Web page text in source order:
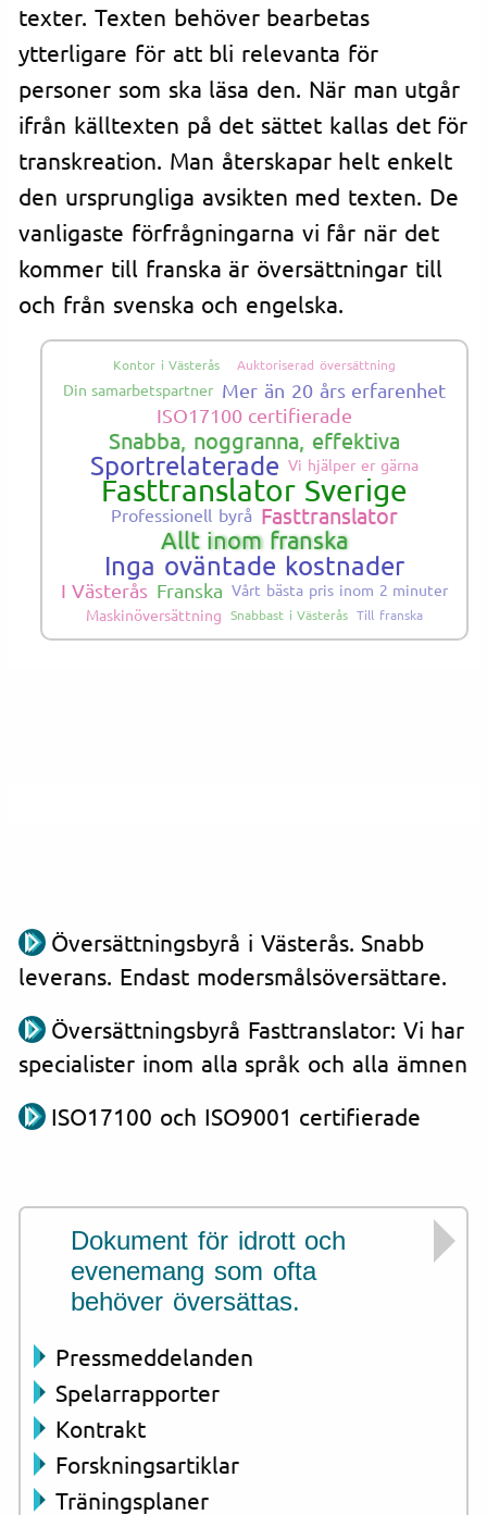
texter. Texten behöver bearbetas
ytterligare för att bli relevanta för
personer som ska läsa den. När man utgår
ifrån källtexten på det sättet kallas det för
transkreation. Man återskapar helt enkelt
den ursprungliga avsikten med texten. De
vanligaste förfrågningarna vi får när det
kommer till franska är översättningar till
och från svenska och engelska.
Kontor i Västerås Auktoriserad översättning
Din samarbetspartner Mer än 20 års erfarenhet
ISO17100 certifierade
Snabba, noggranna, effektiva
Sportrelaterade Vi hjälper er gärna
Fasttranslator Sverige
Professionell byrå Fasttranslator
Allt inom franska
Inga oväntade kostnader
I Västerås Franska Vårt bästa pris inom 2 minuter
Maskinöversättning Snabbast i Västerås Till franska
Översättningsbyrå i Västerås. Snabb
leverans. Endast modersmålsöversättare.
Översättningsbyrå Fasttranslator: Vi har
specialister inom alla språk och alla ämnen
ISO17100 och ISO9001 certifierade
Dokument för idrott och
evenemang som ofta
behöver översättas.
Pressmeddelanden
Spelarrapporter
Kontrakt
Forskningsartiklar
Träningsplaner